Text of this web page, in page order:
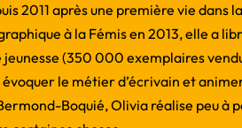
2011 après une première vie dans
à la Fémis en 2013, elle a
(350 000 exemplaires
le métier d’écrivain et
Boquié, Olivia réalise peu à